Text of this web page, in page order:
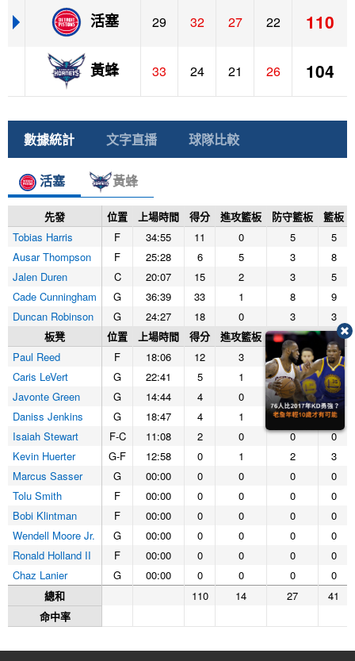
活塞 29 32 27 22 110
黃蜂 33 24 21 26 104
數據統計 文字直播 球隊比較
活塞 黃蜂
先發 位置 上場時間 得分 進攻籃板 防守籃板 籃板
Tobias Harris
F 34:55 11 0 5
5
Ausar Thompson
F 25:28 6 5 3
8
Jalen Duren
C 20:07 15 2 3
5
Cade Cunningham
G 36:39 33 1 8
9
Duncan Robinson
G 24:27 18 0 3
3
板凳
位置 上場時間 得分 進攻籃板 防守籃板 籃板
Paul Reed
F 18:06 12 3 0
3
Caris LeVert
G 22:41 5 1 1
2
Javonte Green
G 14:44 4 0 0
0
Daniss Jenkins
G 18:47 4 1 2
3
Isaiah Stewart
F-C 11:08 2 0 0
0
Kevin Huerter
G-F 12:58 0 1 2
3
Marcus Sasser
G 00:00 0 0 0
0
Tolu Smith
F 00:00 0 0 0
0
Bobi Klintman
F 00:00 0 0 0
0
Wendell Moore Jr.
G 00:00 0 0 0
0
Ronald Holland II
F 00:00 0 0 0
0
Chaz Lanier
G 00:00 0 0 0
0
總和
110 14 27
41
命中率